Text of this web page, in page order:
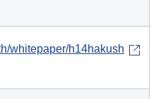
whitepaper/h14hakush